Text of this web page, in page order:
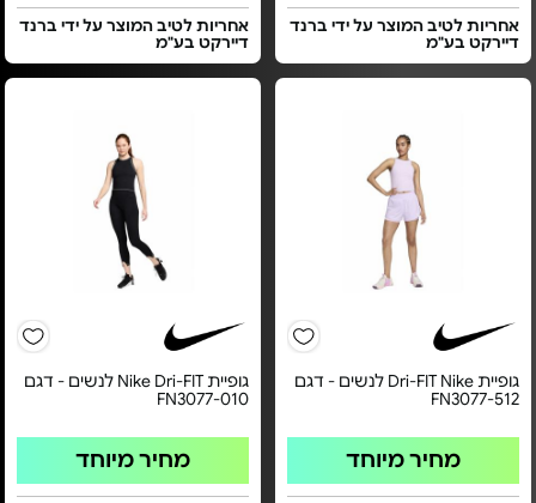
אחריות לטיב המוצר על ידי ברנד
דיירקט בע"מ
אחריות לטיב המוצר על ידי ברנד
דיירקט בע"מ
גופיית Dri-FIT Nike לנשים - דגם
FN3077-512
מחיר מיוחד
גופיית Nike Dri-FIT לנשים - דגם
FN3077-010
מחיר מיוחד